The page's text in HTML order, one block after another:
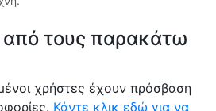
από τους παρακάτω
χρήστες έχουν πρόσβαση
Κάντε κλικ εδώ για να